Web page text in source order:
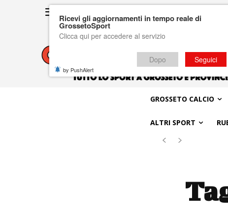
GROSSETO CALCIO
ALTRI SPORT
Ricevi gli aggiornamenti in tempo reale di
GrossetoSport
Clicca qui per accedere al servizio
Dopo Seguici
by PushAlert